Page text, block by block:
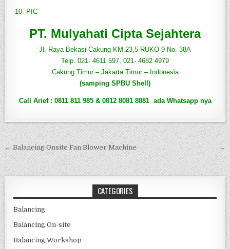
10. PIC
PT. Mulyahati Cipta Sejahtera
Jl. Raya Bekasi Cakung KM.23,5 RUKO-9 No. 38A
Telp. 021- 4611 597, 021- 4682 4979
Cakung Timur – Jakarta Timur – Indonesia
(samping SPBU Shell)
Call Arief : 0811 811 985 & 0812 8081 8881 ada Whatsapp nya
Post navigation
← Balancing Onsite Fan Blower Machine →
CATEGORIES
Balancing
Balancing On-site
Balancing Workshop